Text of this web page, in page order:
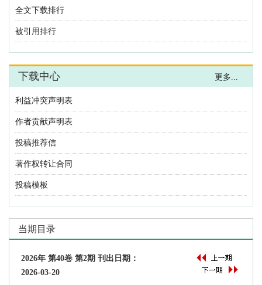
利益冲突声明表
作者贡献声明表
投稿推荐信
著作权转让合同
投稿模板